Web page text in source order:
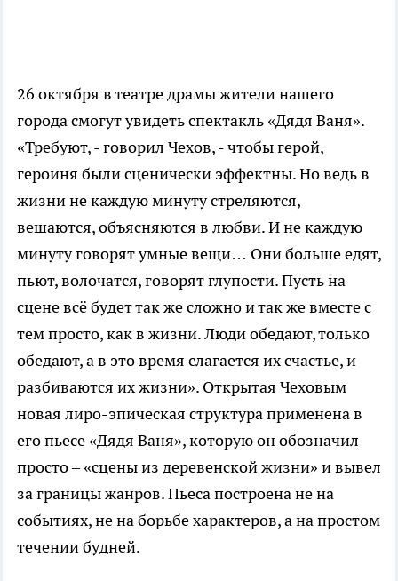
26 октября в театре драмы жители нашего
города смогут увидеть спектакль «Дядя Ваня».
«Требуют, - говорил Чехов, - чтобы герой,
героиня были сценически эффектны. Но ведь в
жизни не каждую минуту стреляются,
вешаются, объясняются в любви. И не каждую
минуту говорят умные вещи… Они больше едят,
пьют, волочатся, говорят глупости. Пусть на
сцене всё будет так же сложно и так же вместе с
тем просто, как в жизни. Люди обедают, только
обедают, а в это время слагается их счастье, и
разбиваются их жизни». Открытая Чеховым
новая лиро-эпическая структура применена в
его пьесе «Дядя Ваня», которую он обозначил
просто – «сцены из деревенской жизни» и вывел
за границы жанров. Пьеса построена не на
событиях, не на борьбе характеров, а на простом
течении будней.